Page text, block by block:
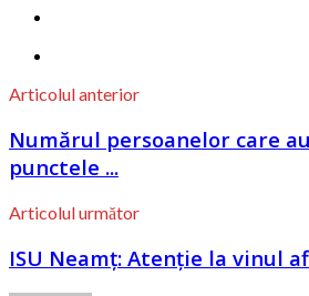
Articolul anterior
Numărul persoanelor care
punctele ...
Articolul următor
ISU Neamț: Atenţie la vinul